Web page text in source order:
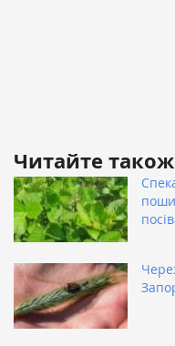
Читайте також